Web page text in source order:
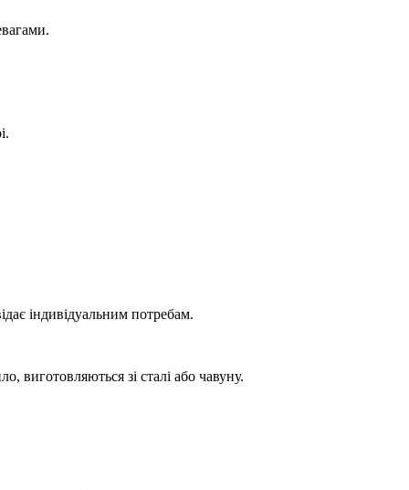
індивідуальним потребам.
виготовляються зі сталі або чавуну.